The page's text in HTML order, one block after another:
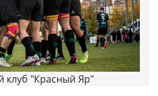
клуб "Красный Яр"